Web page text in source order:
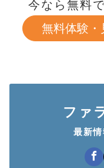
今なら無料
無料体験・
ファ
最新